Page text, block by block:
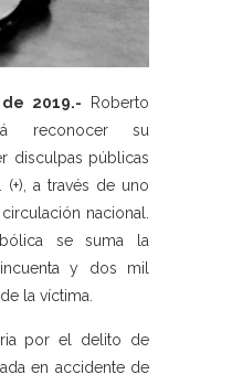
2019.- Roberto
reconocer su
disculpas públicas
a través de uno
nacional.
se suma la
y dos mil
la víctima.
por el delito de
en accidente de